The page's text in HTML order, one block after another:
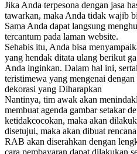
Jika Anda terpesona dengan jasa
tawarkan, maka Anda tidak wajib
Sama Anda dapat langsung
tercantum pada laman website.
Sehabis itu, Anda bisa
yang hendak ditata ulang berikut
Anda inginkan. Dalam hal ini,
teristimewa yang mengenai dengan
dekorasi yang Diharapkan
Nantinya, tim awak akan
membuat agenda gambar setakar
ketidakcocokan, maka akan
disetujui, maka akan dibuat
RAB akan diserahkan dengan
cara pembayaran dapat dilakukan